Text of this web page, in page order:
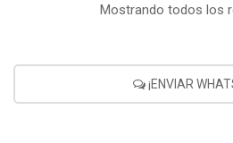
Mostrando todos los
¡ENVIAR